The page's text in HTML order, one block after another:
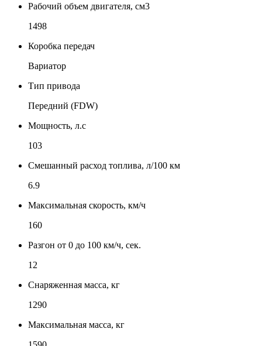
Рабочий объем двигателя, см3
1498
Коробка передач
Вариатор
Тип привода
Передний (FDW)
Мощность, л.с
103
Смешанный расход топлива, л/100 км
6.9
Максимальная скорость, км/ч
160
Разгон от 0 до 100 км/ч, сек.
12
Снаряженная масса, кг
1290
Максимальная масса, кг